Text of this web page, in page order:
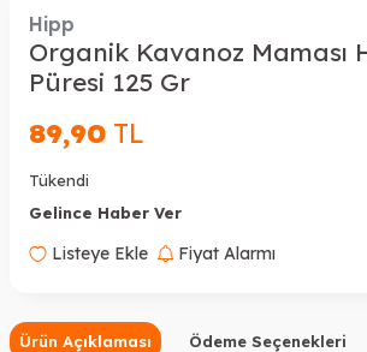
Hipp
Organik Kavanoz Maması
Püresi 125 Gr
89,90 TL
Tükendi
Gelince Haber Ver
Listeye Ekle Fiyat Alarmı
Ürün Açıklaması Ödeme Seçenekleri